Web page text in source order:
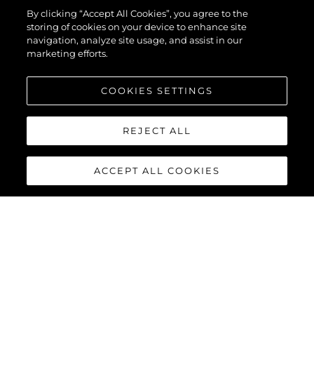
за да се свържем с Вас за
Вашата оценка.
By clicking “Accept All Cookies”, you agree to the
storing of cookies on your device to enhance site
navigation, analyze site usage, and assist in our
marketing efforts.
COOKIES SETTINGS
REJECT ALL
ACCEPT ALL COOKIES